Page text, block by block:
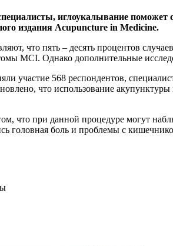
иглоукалывание поможет
издания Acupuncture in Medicine.
что пять – десять процентов
MCI. Однако дополнительные
участие 568 респондентов,
что использование
что при данной процедуре могут
головная боль и проблемы с